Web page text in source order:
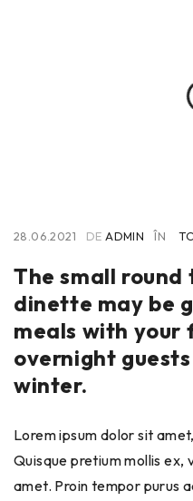
28.06.2021 DE ADMIN ÎN
The small round
dinette may be
meals with your
overnight
winter.
Lorem ipsum dolor sit
Quisque pretium mollis ex,
amet. Proin tempor purus